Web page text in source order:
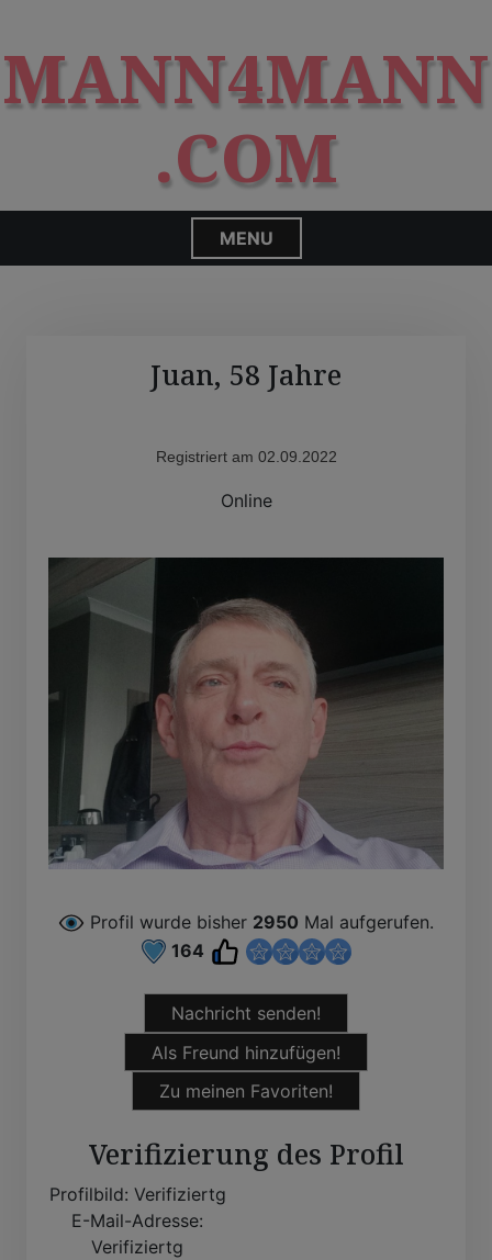
i
p
o
c
n
t
MANN4MANN
.COM
MENU
Juan, 58 Jahre
Registriert am 02.09.2022
Online
Profil wurde bisher 2950 Mal aufgerufen.
164
Nachricht senden!
Als Freund hinzufügen!
Zu meinen Favoriten!
Verifizierung des Profil
Profilbild: Verifiziertg
E-Mail-Adresse:
Verifiziertg